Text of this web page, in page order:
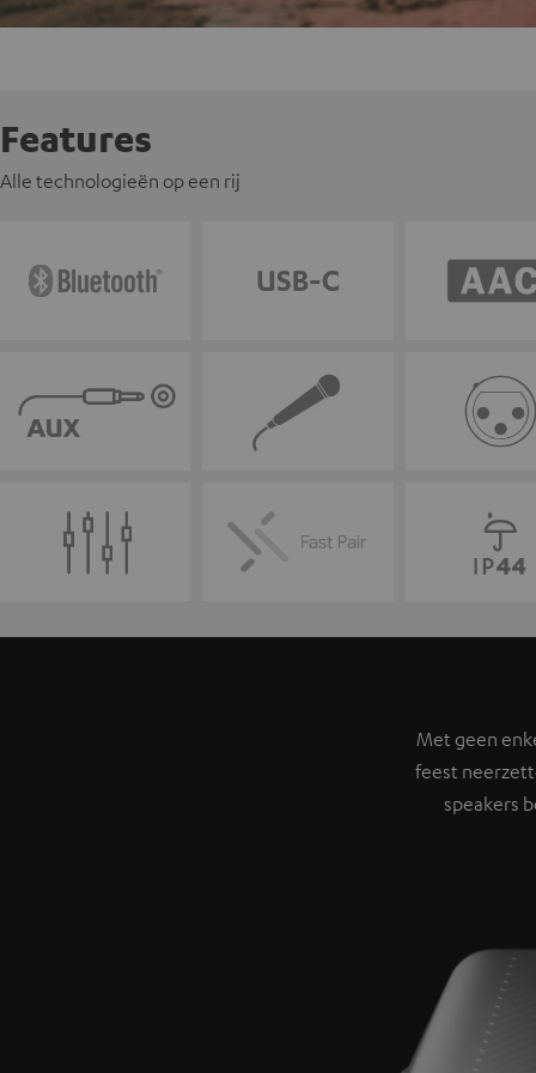
Features
Alle technologieën op een rij
Met geen
feest
speakers